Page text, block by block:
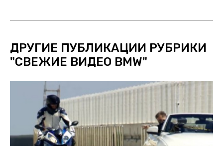
ДРУГИЕ ПУБЛИКАЦИИ РУБРИКИ
"СВЕЖИЕ ВИДЕО BMW"